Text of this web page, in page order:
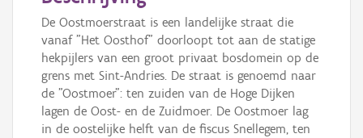
De Oostmoerstraat is een landelijke straat die
vanaf "Het Oosthof" doorloopt tot aan de statige
hekpijlers van een groot privaat bosdomein op de
grens met Sint-Andries. De straat is genoemd naar
de "Oostmoer": ten zuiden van de Hoge Dijken
lagen de Oost- en de Zuidmoer. De Oostmoer lag
in de oostelijke helft van de fiscus Snellegem, ten